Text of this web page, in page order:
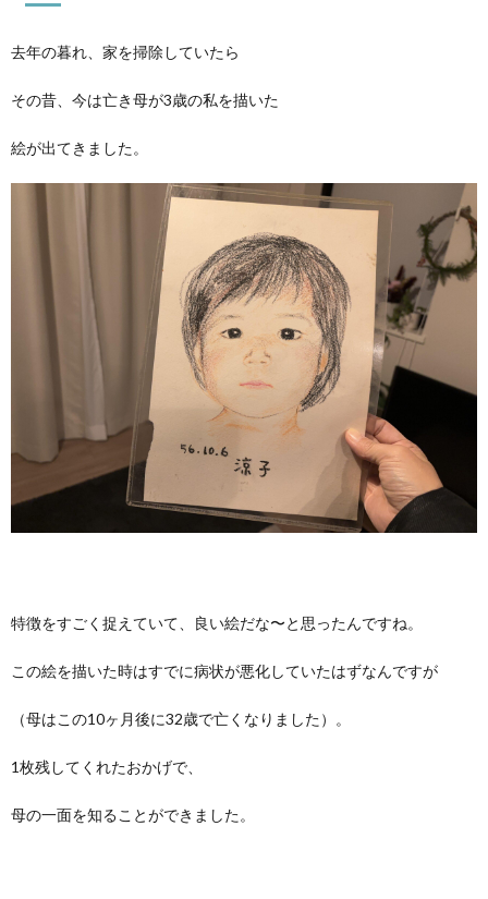
去年の暮れ、家を掃除していたら
その昔、今は亡き母が3歳の私を描いた
絵が出てきました。
特徴をすごく捉えていて、良い絵だな〜と思ったんですね。
この絵を描いた時はすでに病状が悪化していたはずなんですが
（母はこの10ヶ月後に32歳で亡くなりました）。
1枚残してくれたおかげで、
母の一面を知ることができました。